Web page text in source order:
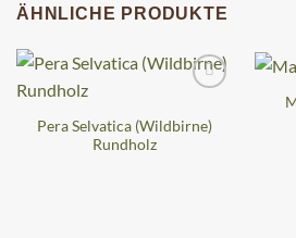
ÄHNLICHE PRODUKTE
Pera Selvatica (Wildbirne)
Rundholz